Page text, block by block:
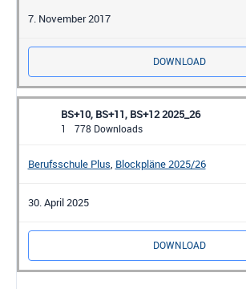
7. November 2017
DOWNLOAD
BS+10, BS+11, BS+12 2025_26
1 778 Downloads
Berufsschule Plus, Blockpläne 2025/26
30. April 2025
DOWNLOAD